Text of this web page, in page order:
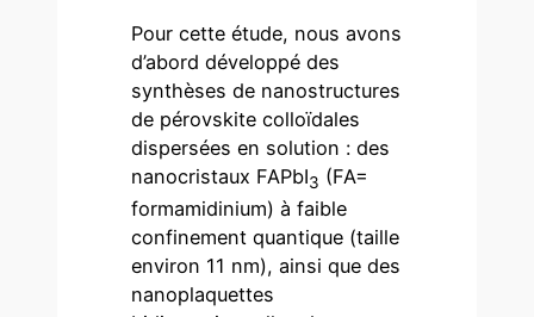
Pour cette étude, nous avons
d’abord développé des
synthèses de nanostructures
de pérovskite colloïdales
dispersées en solution : des
nanocristaux FAPbI3 (FA=
formamidinium) à faible
confinement quantique (taille
environ 11 nm), ainsi que des
nanoplaquettes